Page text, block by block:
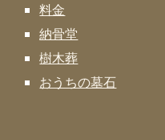
料金
納骨堂
樹木葬
おうちの墓石